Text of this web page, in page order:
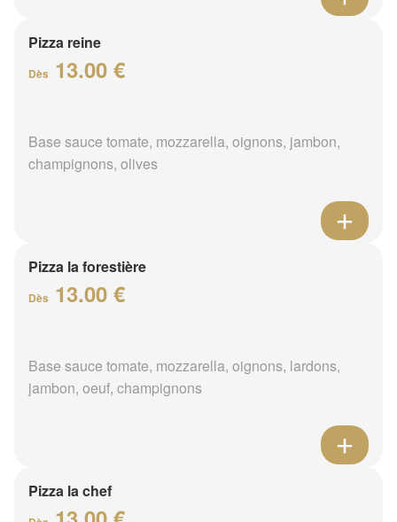
Pizza reine
Dès 13.00 €
Base sauce tomate, mozzarella, oignons, jambon,
champignons, olives
Pizza la forestière
Dès 13.00 €
Base sauce tomate, mozzarella, oignons, lardons,
jambon, oeuf, champignons
Pizza la chef